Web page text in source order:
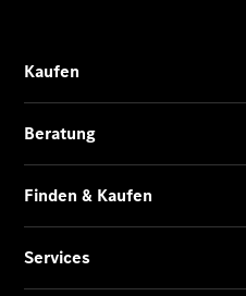
elektrische
Brake